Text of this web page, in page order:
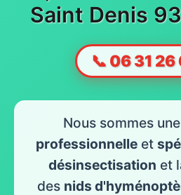
Saint Denis
📞 06 31
Nous sommes une
professionnelle et
désinsectisation et
des nids